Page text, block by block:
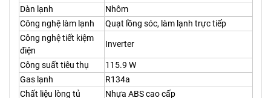
Dàn lạnh
Nhôm
Công nghệ làm lạnh
Quạt lồng sóc, làm lạnh trực tiếp
Công nghệ tiết kiệm
điện
Inverter
Công suất tiêu thụ
115.9 W
Gas lạnh
R134a
Chất liệu lòng tủ
Nhựa ABS cao cấp